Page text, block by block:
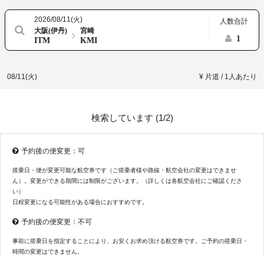
2026/08/11(火)
大阪(伊丹)
ITM
宮崎
KMI
人数合計
1
08/11(火) ¥ 片道 / 1人あたり
検索しています (1/2)
予約後の便変更：可
搭乗日・便が変更可能な航空券です（ご搭乗者様や路線・航空会社の変更はできませ
ん）。変更ができる期間には制限がございます。（詳しくは各航空会社にご確認くださ
い）
日程変更になる可能性がある場合におすすめです。
予約後の便変更：不可
事前に搭乗日を指定することにより、お安くお求め頂ける航空券です。ご予約の搭乗日・
時間の変更はできません。